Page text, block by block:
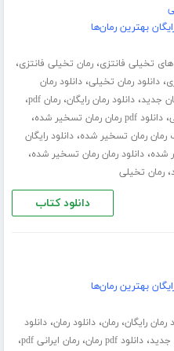
بهترین رمان‌ها
های تخیلی فانتزی،رمان تخیلی فانتزی،
،دانلود رمان تخیلی،دانلود رمان
جدید،دانلود رمان رایگان،رمان pdf ،
،دانلود pdf رمان رمان تسخیر شده ،
رمان رمان تسخیر شده،دانلود رایگان
شده،دانلود رمان رمان تسخیر شده،
،رمان تخیلی
دانلود کتاب
بهترین رمان‌ها
رمان رایگان،رمان،دانلود رمان،دانلود
جدید،دانلود pdf رمان ،رمان ایرانی pdf ،